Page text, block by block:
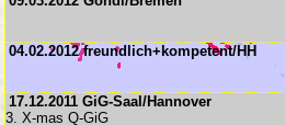
04.02.2012 freundlich+kompetent/HH
17.12.2011 GiG-Saal/Hannover
3. X-mas Q-GiG